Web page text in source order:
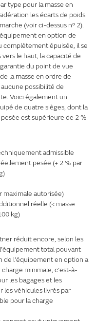
type pour la masse en
les écarts de poids
(voir ci-dessus n° 2).
en option de
complètement épuisée, il se
le haut, la capacité de
du point de vue
la masse en ordre de
possibilité de
Voici également un
de quatre sièges, dont la
est supérieure de 2 %
admissible
pesée (+ 2 % par
maximale autorisée)
réelle (< masse
kg)
réduit encore, selon les
total pouvant
l’équipement en option a
minimale, c’est-à-
les bagages et les
les véhicules livrés par
pour la charge